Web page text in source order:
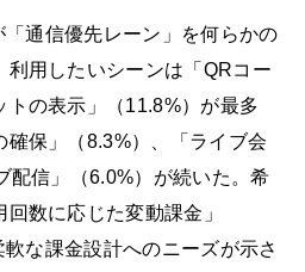
通信優先レーン」を何らかの
利用したいシーンは「QRコー
トの表示」（11.8%）が最多
確保」（8.3%）、「ライブ会
配信」（6.0%）が続いた。希
数に応じた変動課金」
軟な課金設計へのニーズが示さ